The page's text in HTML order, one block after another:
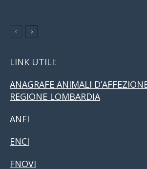
LINK UTILI:
ANAGRAFE ANIMALI
REGIONE LOMBARDIA
ANFI
ENCI
FNOVI